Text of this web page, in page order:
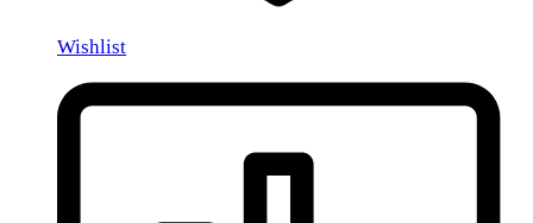
Wishlist